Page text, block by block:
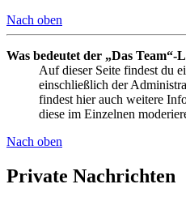
Nach oben
Was bedeutet der „Das Team“-
Auf dieser Seite findest du
einschließlich der
findest hier auch weitere
diese im Einzelnen
Nach oben
Private Nachrichten